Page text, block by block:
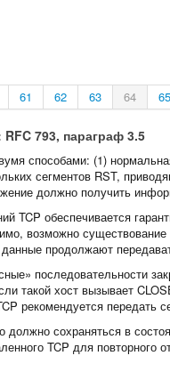
61 62 63 64 65
793, параграф 3.5
способами: (1)
сегментов RST,
должно получить
TCP обеспечивается
возможно
продолжают
последовательности
такой хост вызывает
рекомендуется
должно сохраняться в
TCP для